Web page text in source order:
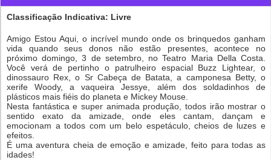
Classificação Indicativa: Livre
Amigo Estou Aqui, o incrível mundo onde os brinquedos ganham
vida quando seus donos não estão presentes, acontece no
próximo domingo, 3 de setembro, no Teatro Maria Della Costa.
Você verá de pertinho o patrulheiro espacial Buzz Lightear, o
dinossauro Rex, o Sr Cabeça de Batata, a camponesa Betty, o
xerife Woody, a vaqueira Jessye, além dos soldadinhos de
plásticos mais fiéis do planeta e Mickey Mouse.
Nesta fantástica e super animada produção, todos irão mostrar o
sentido exato da amizade, onde eles cantam, dançam e
emocionam a todos com um belo espetáculo, cheios de luzes e
efeitos.
É uma aventura cheia de emoção e amizade, feito para todas as
idades!